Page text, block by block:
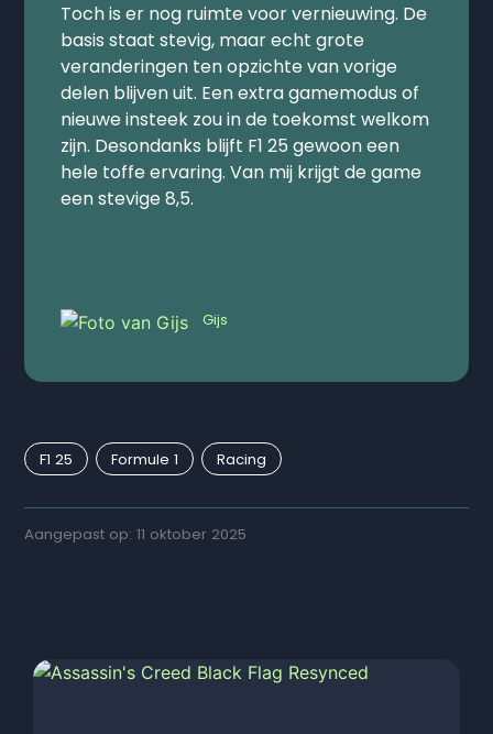
Toch is er nog ruimte voor vernieuwing. De
basis staat stevig, maar echt grote
veranderingen ten opzichte van vorige
delen blijven uit. Een extra gamemodus of
nieuwe insteek zou in de toekomst welkom
zijn. Desondanks blijft F1 25 gewoon een
hele toffe ervaring. Van mij krijgt de game
een stevige 8,5.
Gijs
F1 25 Formule 1 Racing
Aangepast op: 11 oktober 2025